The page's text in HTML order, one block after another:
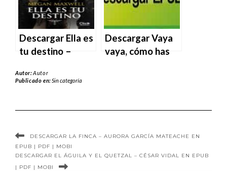
Descargar Ella es
tu destino –
en EPUB | PDF |
Descargar Vaya
vaya, cómo has
Autor:Autor
Publicado en:Sin categoría
DESCARGAR LA FINCA – AURORA GARCÍA MATEACHE EN
EPUB | PDF | MOBI
DESCARGAR EL ÁGUILA Y EL QUETZAL – CÉSAR VIDAL EN EPUB
| PDF | MOBI